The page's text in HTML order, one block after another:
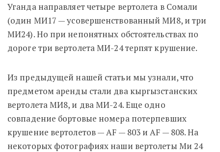
Уганда направляет четыре вертолета в Сомали
(один МИ17 — усовершенствованный МИ8, и три
МИ24). Но при непонятных обстоятельствах по
дороге три вертолета МИ-24 терпят крушение.
Из предыдущей нашей статьи мы узнали, что
предметом аренды стали два кыргызстанских
вертолета МИ8, и два МИ-24. Еще одно
совпадение бортовые номера потерпевших
крушение вертолетов — AF — 803 и AF — 808. На
некоторых фотографиях наши вертолеты Ми 24